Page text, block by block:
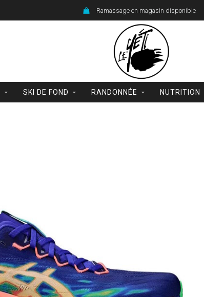
Ramassage en magasin disponible
SKI DE FOND RANDONNÉE NUTRITION